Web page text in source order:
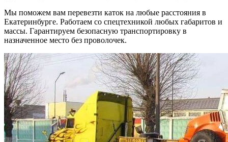
Мы поможем вам перевезти каток на любые расстояния в
Екатеринбурге. Работаем со спецтехникой любых габаритов и
массы. Гарантируем безопасную транспортировку в
назначенное место без проволочек.